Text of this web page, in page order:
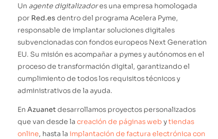
Un agente digitalizadores una empresa homologada
por Red.es dentro del programa Acelera Pyme,
responsable de implantar soluciones digitales
subvencionadas con fondos europeos Next Generation
EU. Su misión es acompañar a pymes y autónomos en el
proceso de transformación digital, garantizando el
cumplimiento de todos los requisitos técnicos y
administrativos de la ayuda.
En Azuanetdesarrollamos proyectos personalizados
que van desde la creación de páginas web ytiendas
online, hasta la implantación de factura electrónica con